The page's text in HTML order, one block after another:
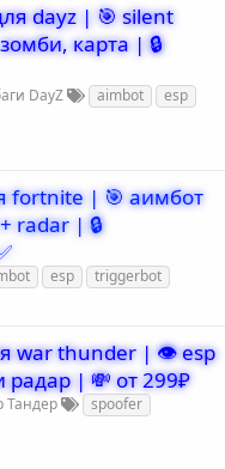
dayz | 🎯 silent
карта | 🔒
DayZ aimbot
esp
fortnite | 🎯 аимбот
radar | 🔒
esp
triggerbot
war thunder | 👁️ esp
радар | 💸 от 299₽
Тандер
spoofer